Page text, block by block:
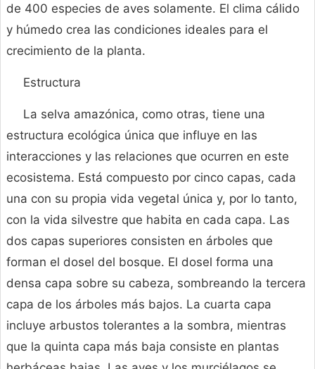
de 400 especies de aves solamente. El clima cálido
y húmedo crea las condiciones ideales para el
crecimiento de la planta.
Estructura
La selva amazónica, como otras, tiene una
estructura ecológica única que influye en las
interacciones y las relaciones que ocurren en este
ecosistema. Está compuesto por cinco capas, cada
una con su propia vida vegetal única y, por lo tanto,
con la vida silvestre que habita en cada capa. Las
dos capas superiores consisten en árboles que
forman el dosel del bosque. El dosel forma una
densa capa sobre su cabeza, sombreando la tercera
capa de los árboles más bajos. La cuarta capa
incluye arbustos tolerantes a la sombra, mientras
que la quinta capa más baja consiste en plantas